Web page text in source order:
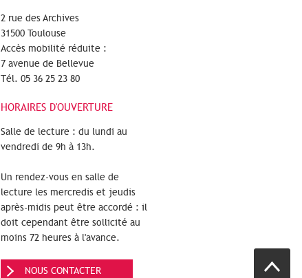
2 rue des Archives
31500 Toulouse
Accès mobilité réduite :
7 avenue de Bellevue
Tél. 05 36 25 23 80
HORAIRES D'OUVERTURE
Salle de lecture : du lundi au
vendredi de 9h à 13h.
Un rendez-vous en salle de
lecture les mercredis et jeudis
après-midis peut être accordé : il
doit cependant être sollicité au
moins 72 heures à l'avance.
NOUS CONTACTER